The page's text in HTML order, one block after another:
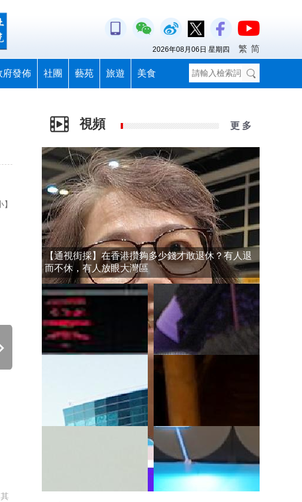
府發佈 社團 藝苑 旅遊 美食
2026年08月06日 星期四 繁 简
】
視頻 更 多
【通視街採】在香港攢夠多少錢才敢退休？有人退
而不休，有人放眼大灣區